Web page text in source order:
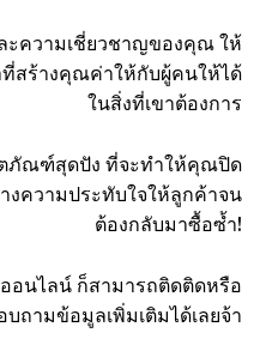
ะความเชี่ยวชาญของคุณ ให้
สร้างคุณค่าให้กับผู้คนให้ได้
ในสิ่งที่เขาต้องการ
ตภัณฑ์สุดปัง ที่จะทำให้คุณปิด
งความประทับใจให้ลูกค้าจน
ต้องกลับมาซื้อซ้ำ!
อนไลน์ ก็สามารถติดติดหรือ
บถามข้อมูลเพิ่มเติมได้เลยจ้า